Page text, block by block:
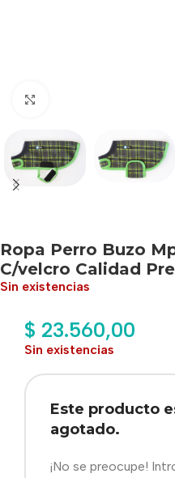
Ropa Perro Buzo
C/velcro Calidad
Sin existencias
$ 23.560,00
Sin existencias
Este producto
agotado.
¡No se preocupe!